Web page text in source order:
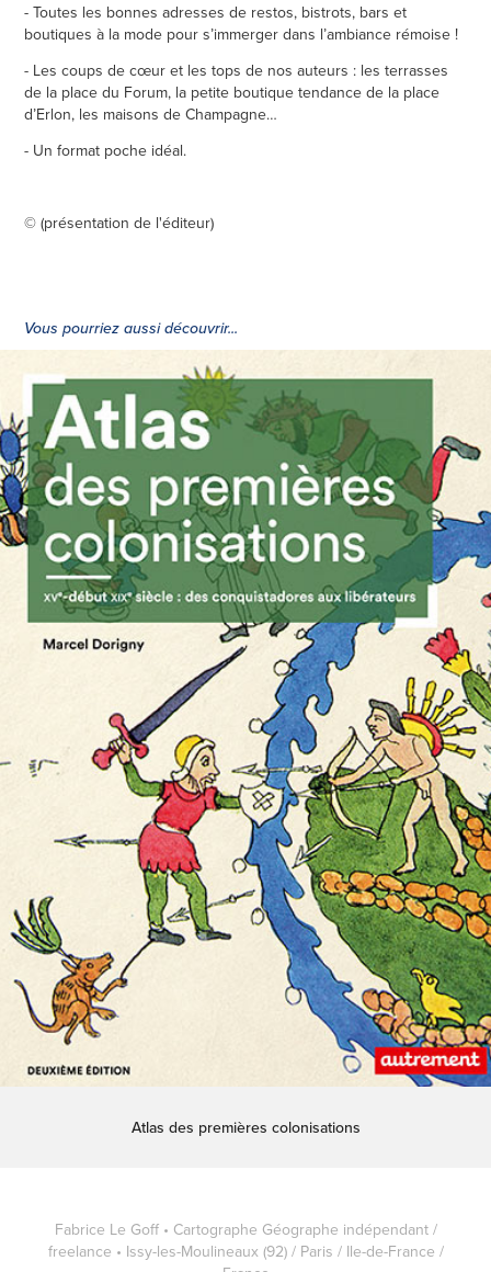
- Toutes les bonnes adresses de restos, bistrots, bars et
boutiques à la mode pour s’immerger dans l’ambiance rémoise !
- Les coups de cœur et les tops de nos auteurs : les terrasses
de la place du Forum, la petite boutique tendance de la place
d’Erlon, les maisons de Champagne…
- Un format poche idéal.
© (présentation de l'éditeur)
Vous pourriez aussi découvrir...
Atlas des premières colonisations
Fabrice Le Goff • Cartographe Géographe indépendant /
freelance • Issy-les-Moulineaux (92) / Paris / Ile-de-France /